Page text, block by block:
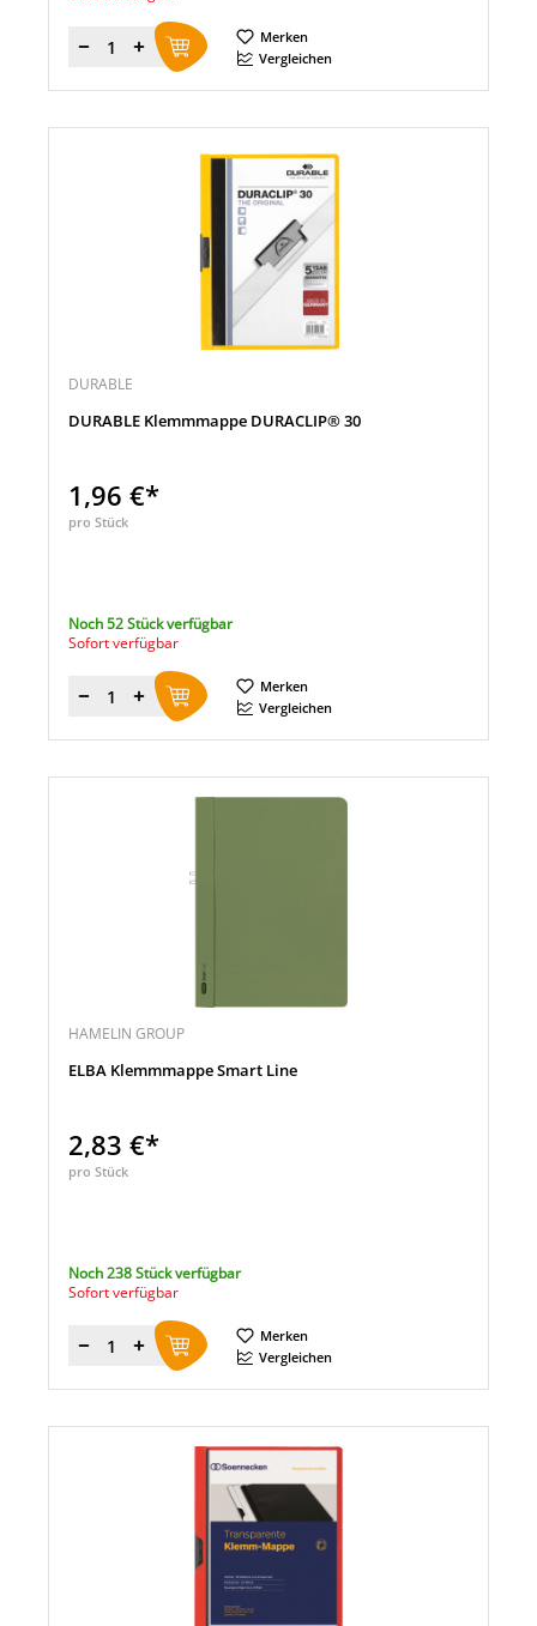
Menge
Merken
Vergleichen
DURABLE
DURABLE Klemmmappe DURACLIP® 30
1,96 €*
pro Stück
Noch 52 Stück verfügbar
Sofort verfügbar
Menge
Merken
Vergleichen
HAMELIN GROUP
ELBA Klemmmappe Smart Line
2,83 €*
pro Stück
Noch 238 Stück verfügbar
Sofort verfügbar
Menge
Merken
Vergleichen